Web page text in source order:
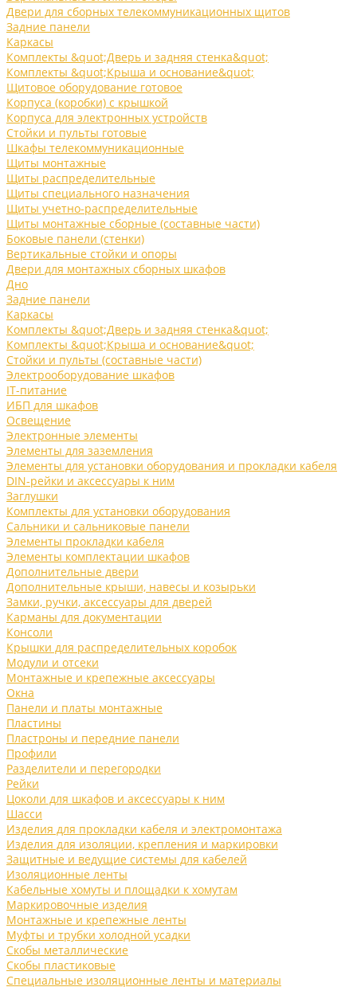
Двери для сборных телекоммуникационных щитов
Задние панели
Каркасы
Комплекты &quot;Дверь и задняя стенка&quot;
Комплекты &quot;Крыша и основание&quot;
Щитовое оборудование готовое
Корпуса (коробки) с крышкой
Корпуса для электронных устройств
Стойки и пульты готовые
Шкафы телекоммуникационные
Щиты монтажные
Щиты распределительные
Щиты специального назначения
Щиты учетно-распределительные
Щиты монтажные сборные (составные части)
Боковые панели (стенки)
Вертикальные стойки и опоры
Двери для монтажных сборных шкафов
Дно
Задние панели
Каркасы
Комплекты &quot;Дверь и задняя стенка&quot;
Комплекты &quot;Крыша и основание&quot;
Стойки и пульты (составные части)
Электрооборудование шкафов
IT-питание
ИБП для шкафов
Освещение
Электронные элементы
Элементы для заземления
Элементы для установки оборудования и прокладки кабеля
DIN-рейки и аксессуары к ним
Заглушки
Комплекты для установки оборудования
Сальники и сальниковые панели
Элементы прокладки кабеля
Элементы комплектации шкафов
Дополнительные двери
Дополнительные крыши, навесы и козырьки
Замки, ручки, аксессуары для дверей
Карманы для документации
Консоли
Крышки для распределительных коробок
Модули и отсеки
Монтажные и крепежные аксессуары
Окна
Панели и платы монтажные
Пластины
Пластроны и передние панели
Профили
Разделители и перегородки
Рейки
Цоколи для шкафов и аксессуары к ним
Шасси
Изделия для прокладки кабеля и электромонтажа
Изделия для изоляции, крепления и маркировки
Защитные и ведущие системы для кабелей
Изоляционные ленты
Кабельные хомуты и площадки к хомутам
Маркировочные изделия
Монтажные и крепежные ленты
Муфты и трубки холодной усадки
Скобы металлические
Скобы пластиковые
Специальные изоляционные ленты и материалы